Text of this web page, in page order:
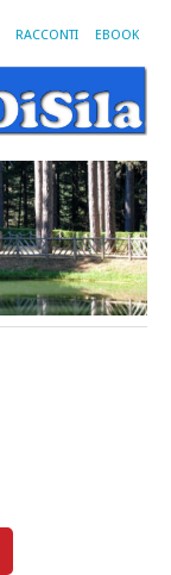
RACCONTI EBOOK